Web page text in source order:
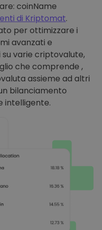
coinName
di Kriptomat.
per ottimizzare i
avanzati e
varie criptovalute,
che comprende ,
assieme ad altri
bilanciamento
intelligente.